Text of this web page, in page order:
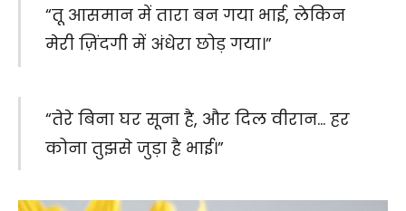
“तू आसमान में तारा बन गया भाई, लेकिन
मेरी ज़िंदगी में अंधेरा छोड़ गया।”
“तेरे बिना घर सूना है, और दिल वीरान… हर
कोना तुझसे जुड़ा है भाई।”